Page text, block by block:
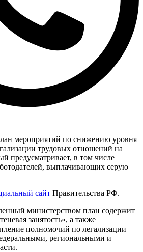
мероприятий по снижению уровня
трудовых отношений на
предусматривает, в том числе
выплачивающих серую
сайт Правительства РФ.
министерством план содержит
занятость», а также
полномочий по легализации
региональными и